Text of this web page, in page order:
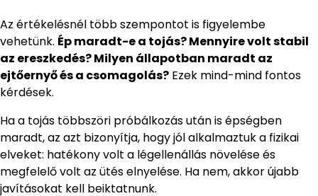
Az értékelésnél több szempontot is figyelembe
vehetünk. Ép maradt-e a tojás? Mennyire volt stabil
az ereszkedés? Milyen állapotban maradt az
ejtőernyő és a csomagolás? Ezek mind-mind fontos
kérdések.
Ha a tojás többszöri próbálkozás után is épségben
maradt, az azt bizonyítja, hogy jól alkalmaztuk a fizikai
elveket: hatékony volt a légellenállás növelése és
megfelelő volt az ütés elnyelése. Ha nem, akkor újabb
javításokat kell beiktatnunk.